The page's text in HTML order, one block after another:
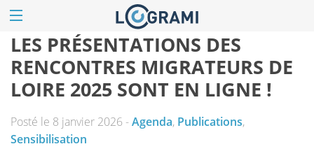
LES PRÉSENTATIONS DES
RENCONTRES MIGRATEURS DE
LOIRE 2025 SONT EN LIGNE !
Posté le 8 janvier 2026 -Agenda, Publications,
Sensibilisation